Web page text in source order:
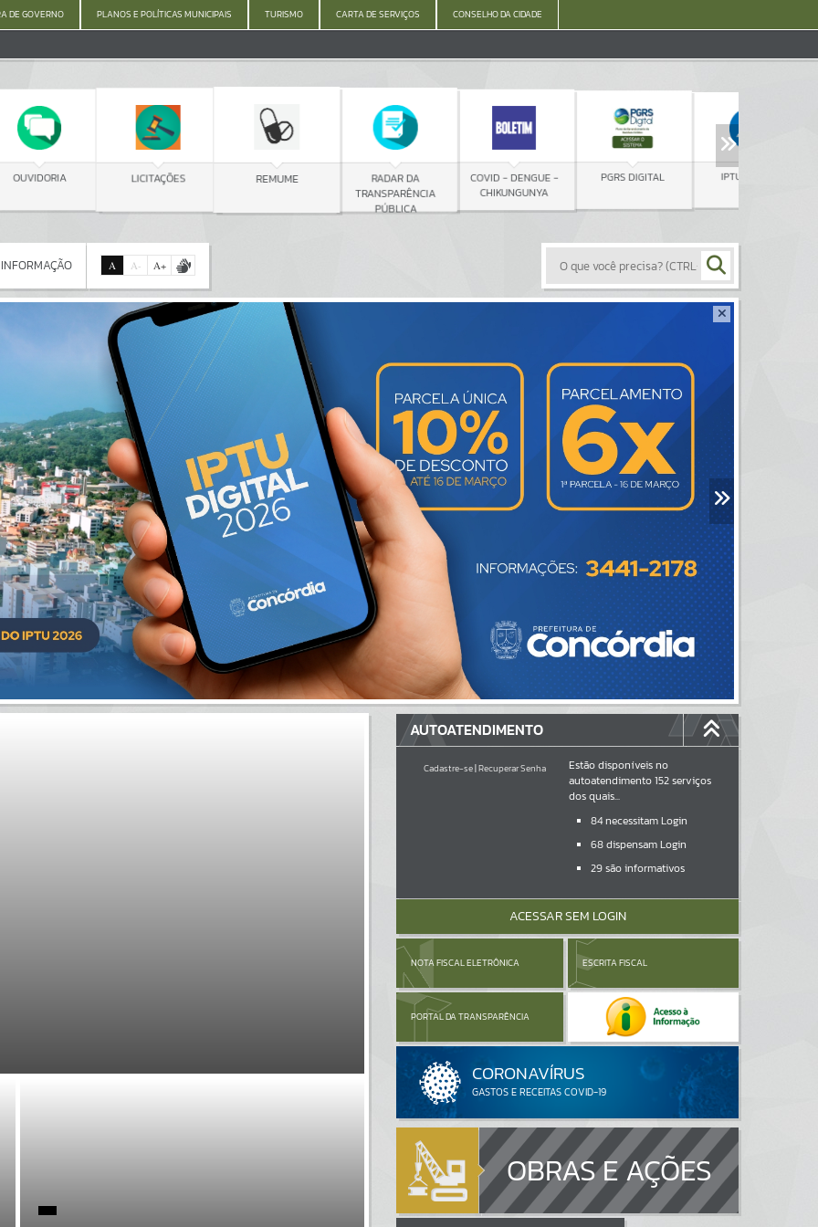
DE GOVERNO PLANOS E POLÍTICAS MUNICIPAIS TURISMO CARTA DE SERVIÇOS CONSELHO DA CIDADE
LICITAÇÕES
TRANSPARÊNCIA
PÚBLICA
COVID - DENGUE -
CHIKUNGUNYA
PGRS DIGITAL IPTU DIGITAL
Por favor, aguarde...
A A- A+
AUTOATENDIMENTO
Cadastre-se|Recuperar Senha
Estão disponíveis no
autoatendimento152serviços
dos quais...
84necessitam Login
68dispensam Login
29são informativos
ACESSAR SEM LOGIN
NOTA FISCAL ELETRÔNICA ESCRITA FISCAL
PORTAL DA TRANSPARÊNCIA
OBRAS E AÇÕES